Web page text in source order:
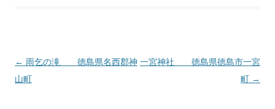
投
稿
← 雨乞の滝 徳島県名西郡神
山町
一宮神社 徳島県徳島市一宮
町 →